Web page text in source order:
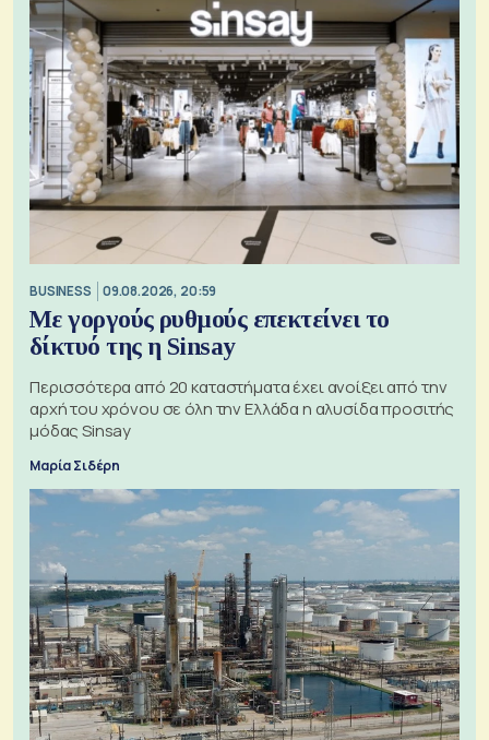
BUSINESS 09.08.2026, 20:59
Με γοργούς ρυθμούς επεκτείνει το
δίκτυό της η Sinsay
Περισσότερα από 20 καταστήματα έχει ανοίξει από την
αρχή του χρόνου σε όλη την Ελλάδα η αλυσίδα προσιτής
μόδας Sinsay
Μαρία Σιδέρη